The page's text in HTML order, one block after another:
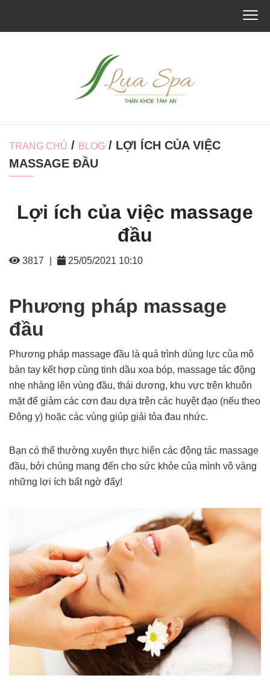
TRANG CHỦ / BLOG / LỢI ÍCH CỦA VIỆC
MASSAGE ĐẦU
Lợi ích của việc massage
đầu
3817 25/05/2021 10:10
Phương pháp massage
đầu
Phương pháp massage đầu là quá trình dùng lực của mô
bàn tay kết hợp cùng tinh dầu xoa bóp, massage tác động
nhẹ nhàng lên vùng đầu, thái dương, khu vực trên khuôn
mặt để giảm các cơn đau dựa trên các huyệt đạo (nếu theo
Đông y) hoặc các vùng giúp giải tỏa đau nhức.
Bạn có thể thường xuyên thực hiện các động tác massage
đầu, bởi chúng mang đến cho sức khỏe của mình vô vàng
những lợi ích bất ngờ đấy!